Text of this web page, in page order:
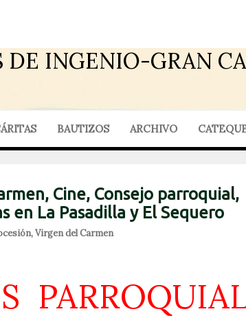
DE INGENIO-GRAN
BAUTIZOS ARCHIVO
Cine, Consejo parroquial,
en La Pasadilla y El Sequero
,Virgen del Carmen